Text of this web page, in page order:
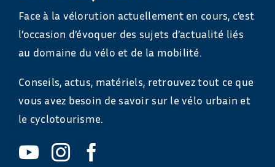
Face à la vélorution actuellement en cours, c’est
l’occasion d’évoquer des sujets d’actualité liés
au domaine du vélo et de la mobilité.
Conseils, actus, matériels, retrouvez tout ce que
vous avez besoin de savoir sur le vélo urbain et
le cyclotourisme.